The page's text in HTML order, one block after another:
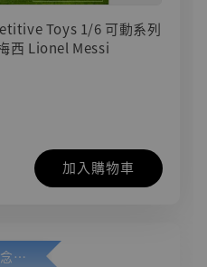
Toys 1/6 可動系列
西 Lionel Messi
加入購物車
加購優惠【悟空 鳥山明紀念款 [奇蹟工作室]】